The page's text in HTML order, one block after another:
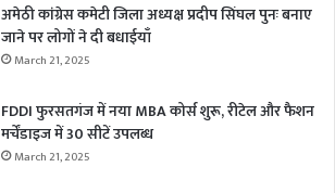
अमेठी कांग्रेस कमेटी जिला अध्यक्ष प्रदीप सिंघल पुनः बनाए
जाने पर लोगों ने दी बधाईयाँ
March 21, 2025
FDDI फुरसतगंज में नया MBA कोर्स शुरू, रीटेल और फैशन
मर्चेंडाइज में 30 सीटें उपलब्ध
March 21, 2025